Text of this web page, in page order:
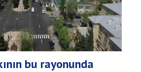
bu rayonunda